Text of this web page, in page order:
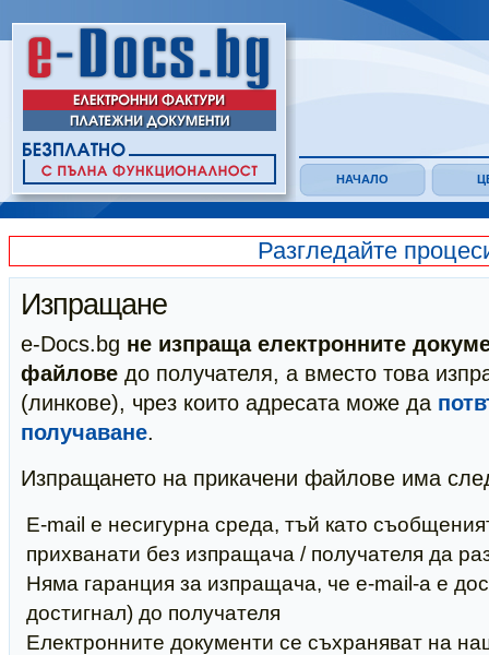
НАЧАЛО
Разгледайте
Изпращане
e-Docs.bg не изпраща електронните
файлове до получателя, а вместо това
(линкове), чрез които адресата може да
получаване.
Изпращането на прикачени файлове има
E-mail е несигурна среда, тъй като
прихванати без изпращача / получателя да
Няма гаранция за изпращача, че e-mail-а е
достигнал) до получателя
Електронните документи се съхраняват на